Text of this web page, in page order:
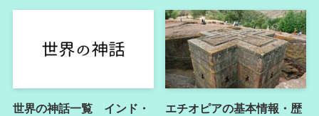
世界の神話一覧 インド・
エチオピアの基本情報・歴